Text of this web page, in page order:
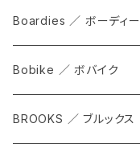
grove
ALL
FORGE
WPT TOTE
Boardies ／ ボーディ
Bobike ／ ボバイク
BROOKS ／ ブルックス